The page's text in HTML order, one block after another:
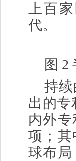
上百
代。
图 2
持
出的专
内外
项；其
球布局